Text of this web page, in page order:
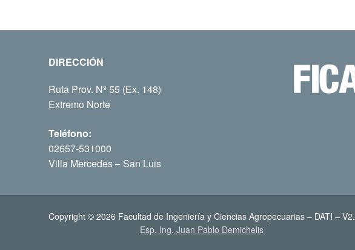
DIRECCIÓN
Ruta Prov. Nº 55 (Ex. 148)
Extremo Norte
Teléfono:
02657-531000
Villa Mercedes – San Luis
Copyright © 2026 Facultad de Ingeniería y Ciencias Agropecuarias – DATI – V2.
Esp. Ing. Juan Pablo Demichelis